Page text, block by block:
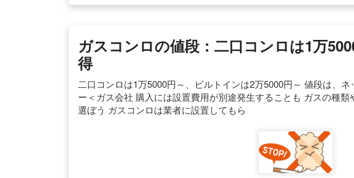
ガスコンロの値段：二口コンロは1万
得
二口コンロは1万5000円～、ビルトインは2万5000円～ 値段は、
ー＜ガス会社 購入には設置費用が別途発生することも ガスの種
選ぼう ガスコンロは業者に設置してもら